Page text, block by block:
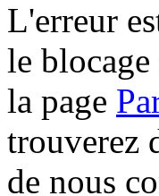
L'erreur
le
la page
trouverez
de nous